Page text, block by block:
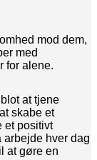
mod dem,
med
for alene.
at tjene
skabe et
et positivt
arbejde hver dag
at gøre en